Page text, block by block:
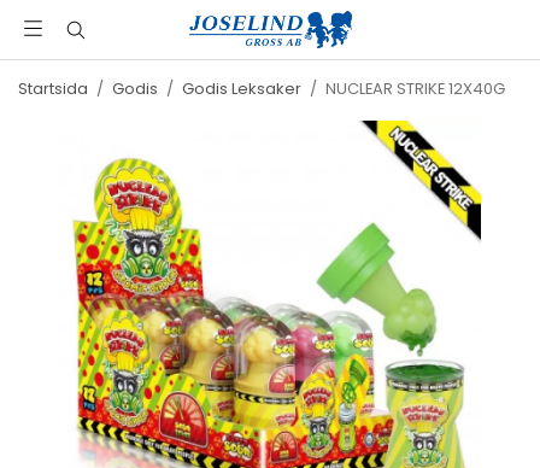
Startsida / Godis / Godis Leksaker / NUCLEAR STRIKE 12X40G